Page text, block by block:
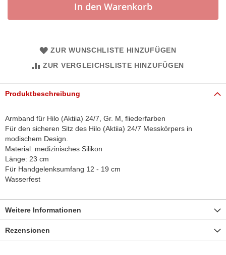
In den Warenkorb
ZUR WUNSCHLISTE HINZUFÜGEN
ZUR VERGLEICHSLISTE HINZUFÜGEN
Produktbeschreibung
Armband für Hilo (Aktiia) 24/7, Gr. M, fliederfarben
Für den sicheren Sitz des Hilo (Aktiia) 24/7 Messkörpers in
modischem Design.
Material: medizinisches Silikon
Länge: 23 cm
Für Handgelenksumfang 12 - 19 cm
Wasserfest
Weitere Informationen
Rezensionen